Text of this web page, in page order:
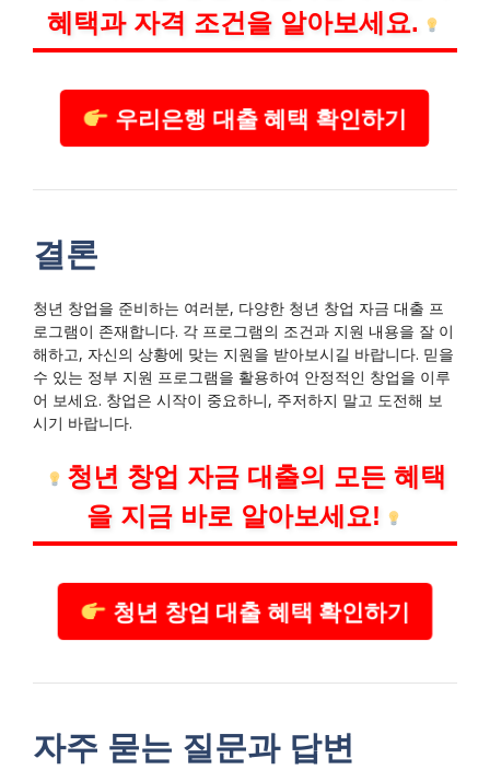
혜택과 자격 조건을 알아보세요.
우리은행 대출 혜택 확인하기
결론
청년 창업을 준비하는 여러분, 다양한 청년 창업 자금 대출 프
로그램이 존재합니다. 각 프로그램의 조건과 지원 내용을 잘 이
해하고, 자신의 상황에 맞는 지원을 받아보시길 바랍니다. 믿을
수 있는 정부 지원 프로그램을 활용하여 안정적인 창업을 이루
어 보세요. 창업은 시작이 중요하니, 주저하지 말고 도전해 보
시기 바랍니다.
청년 창업 자금 대출의 모든 혜택
을 지금 바로 알아보세요!
청년 창업 대출 혜택 확인하기
자주 묻는 질문과 답변